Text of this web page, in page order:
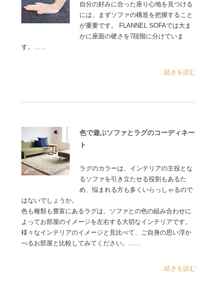
自分の好みに合った座り心地を見つける
には、まずソファの構造を把握すること
が重要です。 FLANNEL SOFAでは大ま
かに座面の硬さを7段階に分けていま
す。……
...続きを読む
色で遊ぶソファとラグのコーディネー
ト
ラグのカラーは、インテリアの主役とな
るソファを引き立たせる役割もあるた
め、悩まれる方も多くいらっしゃるので
はないでしょうか。
色も種類も豊富にあるラグは、ソファとの色の組み合わせに
よってお部屋のイメージを左右する大切なインテリアです。
様々なインテリアのイメージと見比べて、ご自身の思い浮か
べるお部屋と比較してみてください。……
...続きを読む